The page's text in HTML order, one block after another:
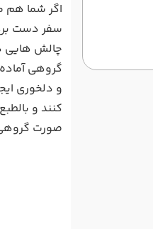
اگر شما هم
سفر دست
چالش هایی
گروهی
و دلخوری
کنند و
صورت گروهی